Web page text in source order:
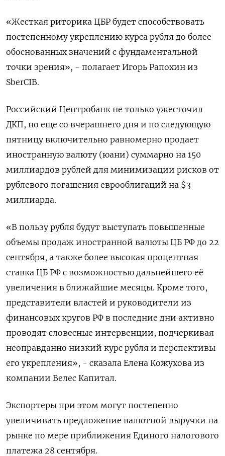
«Жесткая риторика ЦБР будет способствовать
постепенному укреплению курса рубля до более
обоснованных значений с фундаментальной
точки зрения», - полагает Игорь Рапохин из
SberCIB.
Российский Центробанк не только ужесточил
ДКП, но еще со вчерашнего дня и по следующую
пятницу включительно равномерно продает
иностранную валюту (юани) суммарно на 150
миллиардов рублей для минимизации рисков от
рублевого погашения еврооблигаций на $3
миллиарда.
«В пользу рубля будут выступать повышенные
объемы продаж иностранной валюты ЦБ РФ до 22
сентября, а также более высокая процентная
ставка ЦБ РФ с возможностью дальнейшего её
увеличения в ближайшие месяцы. Кроме того,
представители властей и руководители из
финансовых кругов РФ в последние дни активно
проводят словесные интервенции, подчеркивая
неоправданно низкий курс рубля и перспективы
его укрепления», - сказала Елена Кожухова из
компании Велес Капитал.
Экспортеры при этом могут постепенно
увеличивать предложение валютной выручки на
рынке по мере приближения Единого налогового
платежа 28 сентября.